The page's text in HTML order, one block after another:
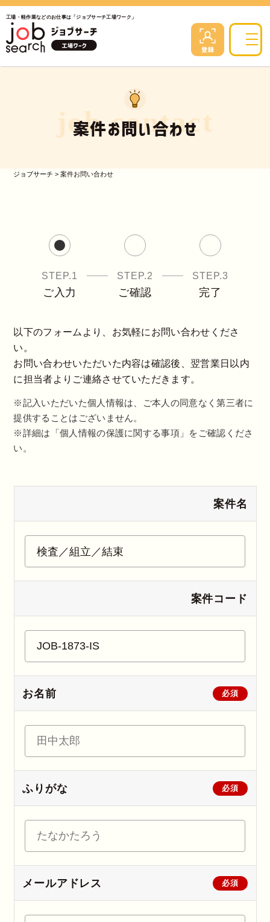
工場・軽作業などのお仕事は「ジョブサーチ工場ワーク」
案件お問い合わせ
job contact
ジョブサーチ >案件お問い合わせ
STEP.1
ご入力
STEP.2
ご確認
STEP.3
完了
以下のフォームより、お気軽にお問い合わせくださ
い。
お問い合わせいただいた内容は確認後、翌営業日以内
に担当者よりご連絡させていただきます。
※記入いただいた個人情報は、ご本人の同意なく第三者に
提供することはございません。
※詳細は「個人情報の保護に関する事項」をご確認くださ
い。
案件名
案件コード
必須
お名前
必須
ふりがな
必須
メールアドレス